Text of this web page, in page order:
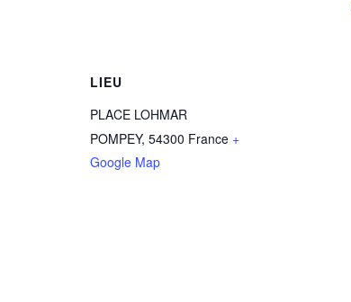
LIEU
PLACE LOHMAR
POMPEY, 54300 France +
Google Map